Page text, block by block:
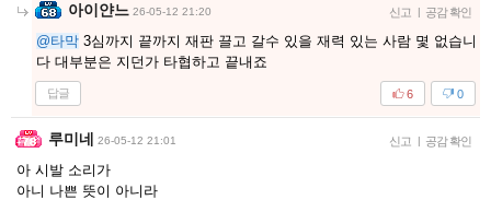
아이얀느 26-05-12 21:20 신고 | 공감 확인
@타막 3심까지 끝까지 재판 끌고 갈수 있을 재력 있는 사람 몇 없습니
다 대부분은 지던가 타협하고 끝내죠
답글 0
6
루미네 26-05-12 21:01 신고 | 공감 확인
아 시발 소리가
아니 나쁜 뜻이 아니라